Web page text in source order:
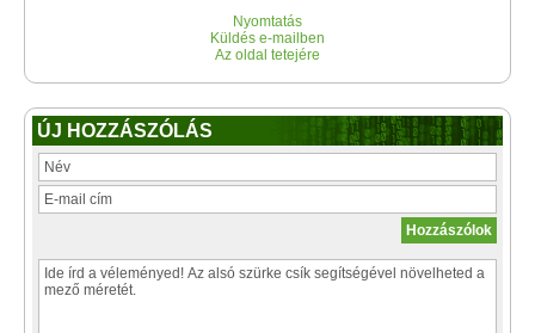
Nyomtatás
Küldés e-mailben
Az oldal tetejére
ÚJ HOZZÁSZÓLÁS